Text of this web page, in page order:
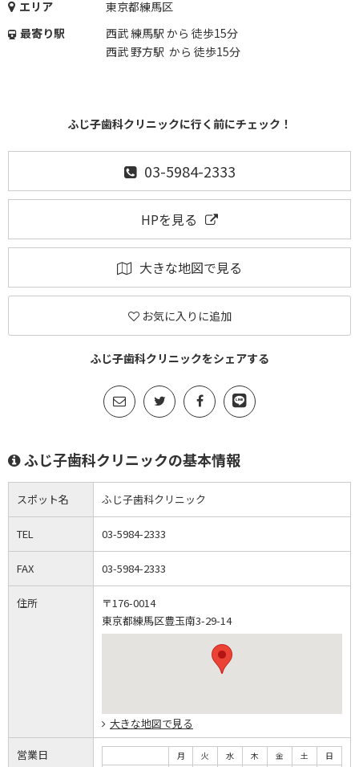
エリア
東京都練馬区
最寄り駅
西武 練馬駅 から 徒歩15分
西武 野方駅 から 徒歩15分
ふじ子歯科クリニックに行く前にチェック！
03-5984-2333
HPを見る
大きな地図で見る
お気に入りに追加
ふじ子歯科クリニックをシェアする
ふじ子歯科クリニックの基本情報
スポット名 ふじ子歯科クリニック
TEL 03-5984-2333
FAX 03-5984-2333
住所
〒176-0014
東京都練馬区豊玉南3-29-14
大きな地図で見る
営業日 月 火 水 木 金 土
日